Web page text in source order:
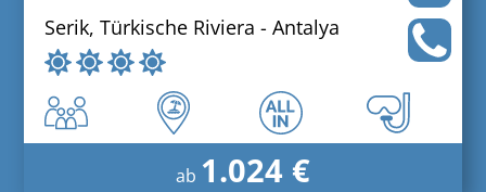
Serik, Türkische Riviera - Antalya
ab 1.024 €